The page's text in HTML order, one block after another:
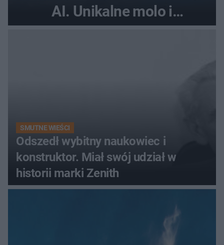
AI. Unikalne molo i
promenada
SMUTNE WIEŚCI
Odszedł wybitny naukowiec i
konstruktor. Miał swój udział w
historii marki Zenith